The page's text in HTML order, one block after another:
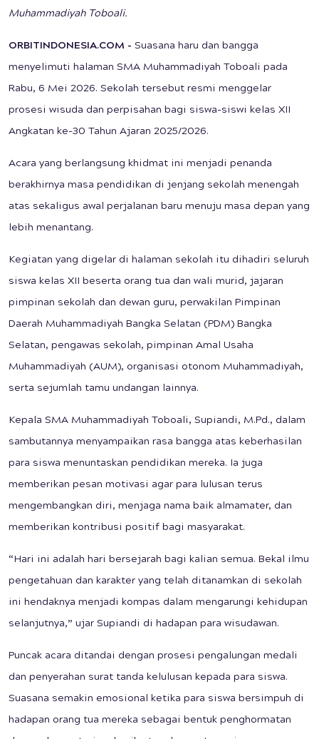
Muhammadiyah Toboali.
ORBITINDONESIA.COM - Suasana haru dan bangga
menyelimuti halaman SMA Muhammadiyah Toboali pada
Rabu, 6 Mei 2026. Sekolah tersebut resmi menggelar
prosesi wisuda dan perpisahan bagi siswa-siswi kelas XII
Angkatan ke-30 Tahun Ajaran 2025/2026.
Acara yang berlangsung khidmat ini menjadi penanda
berakhirnya masa pendidikan di jenjang sekolah menengah
atas sekaligus awal perjalanan baru menuju masa depan yang
lebih menantang.
Kegiatan yang digelar di halaman sekolah itu dihadiri seluruh
siswa kelas XII beserta orang tua dan wali murid, jajaran
pimpinan sekolah dan dewan guru, perwakilan Pimpinan
Daerah Muhammadiyah Bangka Selatan (PDM) Bangka
Selatan, pengawas sekolah, pimpinan Amal Usaha
Muhammadiyah (AUM), organisasi otonom Muhammadiyah,
serta sejumlah tamu undangan lainnya.
Kepala SMA Muhammadiyah Toboali, Supiandi, M.Pd., dalam
sambutannya menyampaikan rasa bangga atas keberhasilan
para siswa menuntaskan pendidikan mereka. Ia juga
memberikan pesan motivasi agar para lulusan terus
mengembangkan diri, menjaga nama baik almamater, dan
memberikan kontribusi positif bagi masyarakat.
“Hari ini adalah hari bersejarah bagi kalian semua. Bekal ilmu
pengetahuan dan karakter yang telah ditanamkan di sekolah
ini hendaknya menjadi kompas dalam mengarungi kehidupan
selanjutnya,” ujar Supiandi di hadapan para wisudawan.
Puncak acara ditandai dengan prosesi pengalungan medali
dan penyerahan surat tanda kelulusan kepada para siswa.
Suasana semakin emosional ketika para siswa bersimpuh di
hadapan orang tua mereka sebagai bentuk penghormatan